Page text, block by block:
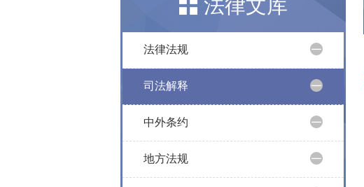
法律文库
法律法规
司法解释
中外条约
地方法规